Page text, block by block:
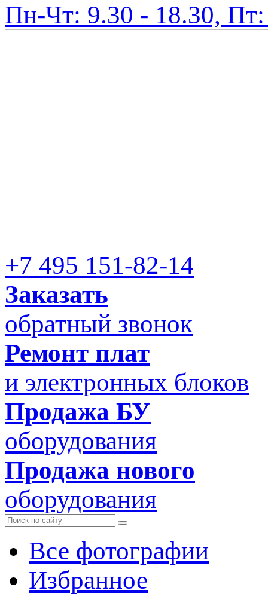
Пн-Чт: 9.30 - 18.30,
+7 495 151-82-14
Заказать
обратный звонок
Ремонт плат
и электронных блоков
Продажа БУ
оборудования
Продажа нового
оборудования
Все фотографии
Избранное